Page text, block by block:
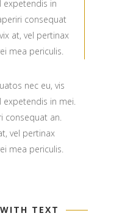
expetendis in
consequat
at, vel pertinax
mea periculis.
nec eu, vis
in mei.
consequat an.
vel pertinax
mea periculis.
TEXT